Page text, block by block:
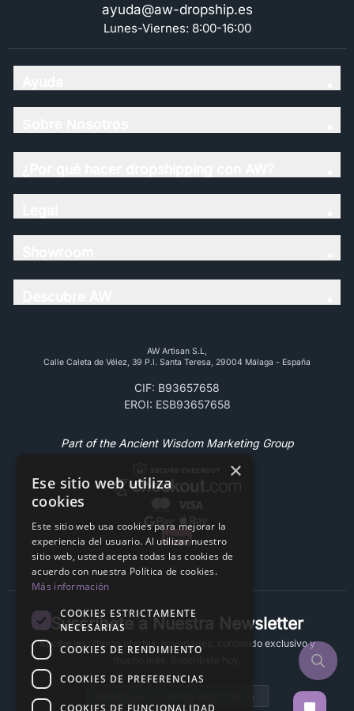
ayuda@aw-dropship.es
Lunes-Viernes: 8:00-16:00
AW Artisan S.L,
Calle Caleta de Vélez, 39 P.l. Santa Teresa, 29004 Málaga - España
CIF: B93657658
EROI: ESB93657658
Part of the Ancient Wisdom Marketing Group
Suscríbete a Nuestra Newsletter
Recibe las últimas ofertas, novedades, contenido exclusivo y
×
Ese sitio web utiliza
cookies
Este sitio web usa cookies para mejorar la
experiencia del usuario. Al utilizar nuestro
sitio web, usted acepta todas las cookies de
acuerdo con nuestra Política de cookies.
Más información
COOKIES ESTRICTAMENTE
NECESARIAS
COOKIES DE RENDIMIENTO
COOKIES DE PREFERENCIAS
COOKIES DE FUNCIONALIDAD